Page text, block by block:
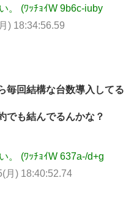
。 (ﾜｯﾁｮｲW 9b6c-iuby
) 18:34:56.59
毎回結構な台数導入してる
でも結んでるんかな？
。 (ﾜｯﾁｮｲW 637a-/d+g
月) 18:40:52.74